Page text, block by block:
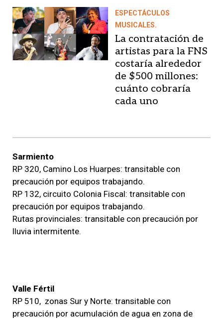
ESPECTÁCULOS
MUSICALES.
La contratación de
artistas para la FNS
costaría alrededor
de $500 millones:
cuánto cobraría
cada uno
Sarmiento
RP 320, Camino Los Huarpes: transitable con
precaución por equipos trabajando.
RP 132, circuito Colonia Fiscal: transitable con
precaución por equipos trabajando.
Rutas provinciales: transitable con precaución por
lluvia intermitente.
Valle Fértil
RP 510, zonas Sur y Norte: transitable con
precaución por acumulación de agua en zona de